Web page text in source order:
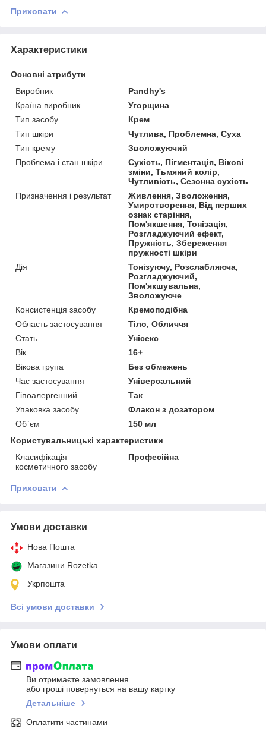
Приховати
Характеристики
Основні атрибути
Виробник
Pandhy's
Країна виробник
Угорщина
Тип засобу
Крем
Тип шкіри
Чутлива, Проблемна, Суха
Тип крему
Зволожуючий
Проблема і стан шкіри
Сухість, Пігментація, Вікові
зміни, Тьмяний колір,
Чутливість, Сезонна сухість
Призначення і результат
Живлення, Зволоження,
Умиротворення, Від перших
ознак старіння,
Пом'якшення, Тонізація,
Розгладжуючий ефект,
Пружність, Збереження
пружності шкіри
Дія
Тонізуючу, Розслабляюча,
Розгладжуючий,
Пом'якшувальна,
Зволожуюче
Консистенція засобу
Кремоподібна
Область застосування
Тіло, Обличчя
Стать
Унісекс
Вік
16+
Вікова група
Без обмежень
Час застосування
Універсальний
Гіпоалергенний
Так
Упаковка засобу
Флакон з дозатором
Об`єм
150 мл
Користувальницькі характеристики
Класифікація
косметичного засобу
Професійна
Приховати
Умови доставки
Нова Пошта
Магазини Rozetka
Укрпошта
Всі умови доставки
Умови оплати
Ви отримаєте замовлення
або гроші повернуться на вашу картку
Детальніше
Оплатити частинами